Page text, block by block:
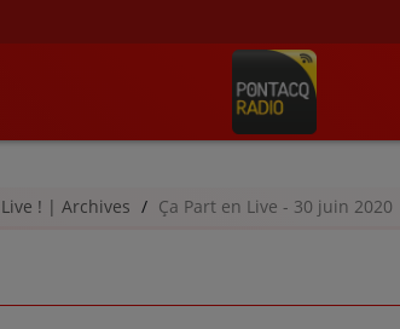
! | Archives Ça Part en Live - 30 juin 2020